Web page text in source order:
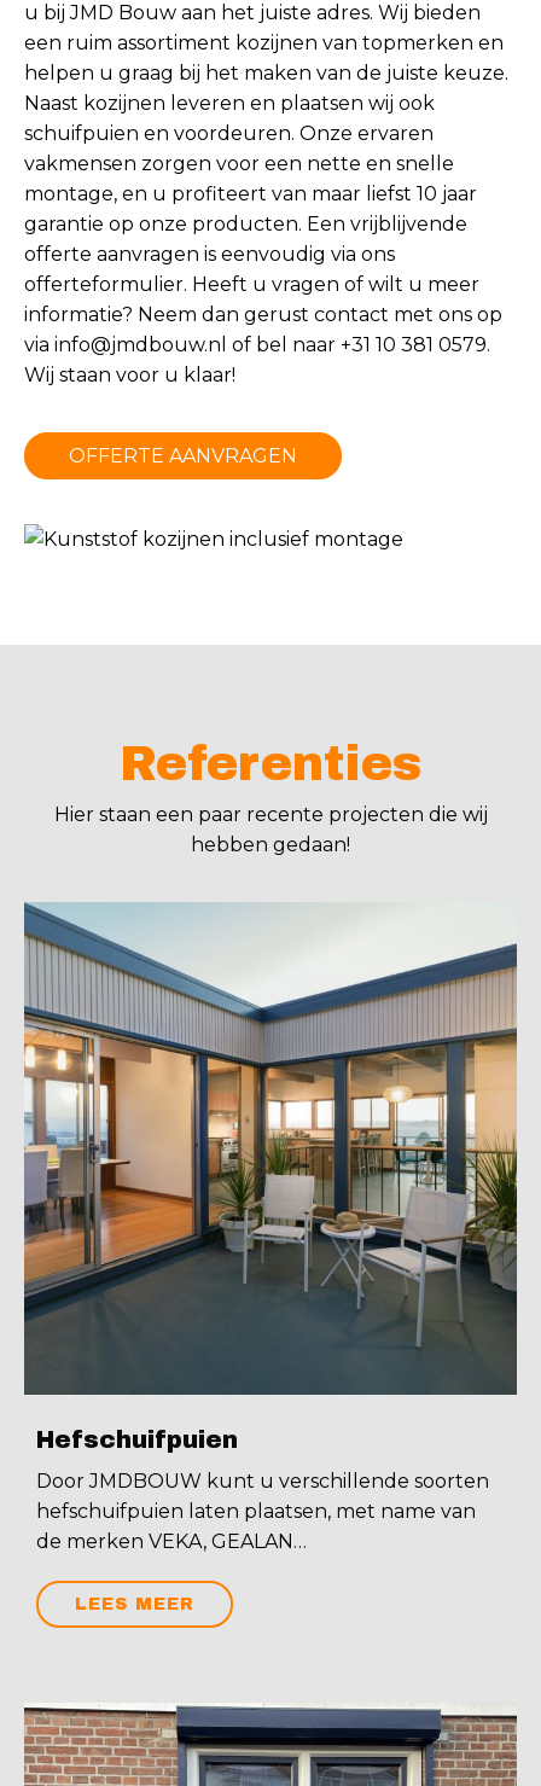
u bij JMD Bouw aan het juiste adres. Wij bieden
een ruim assortiment kozijnen van topmerken en
helpen u graag bij het maken van de juiste keuze.
Naast kozijnen leveren en plaatsen wij ook
schuifpuien en voordeuren. Onze ervaren
vakmensen zorgen voor een nette en snelle
montage, en u profiteert van maar liefst 10 jaar
garantie op onze producten. Een vrijblijvende
offerte aanvragen is eenvoudig via ons
offerteformulier. Heeft u vragen of wilt u meer
informatie? Neem dan gerust contact met ons op
via info@jmdbouw.nl of bel naar +31 10 381 0579.
Wij staan voor u klaar!
OFFERTE AANVRAGEN
Referenties
Hier staan een paar recente projecten die wij
hebben gedaan!
Hefschuifpuien
Door JMDBOUW kunt u verschillende soorten
hefschuifpuien laten plaatsen, met name van
de merken VEKA, GEALAN…
LEES MEER